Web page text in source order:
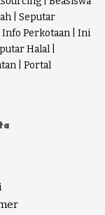
Seputar
Info Perkotaan
Ini
Halal
Portal